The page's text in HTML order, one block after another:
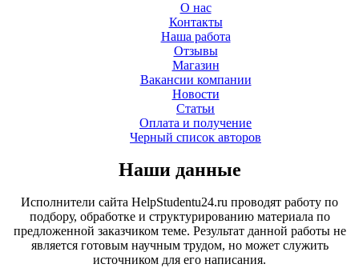
О нас
Контакты
Наша работа
Отзывы
Магазин
Вакансии компании
Новости
Статьи
Оплата и получение
Черный список авторов
Наши данные
Исполнители сайта HelpStudentu24.ru проводят работу по
подбору, обработке и структурированию материала по
предложенной заказчиком теме. Результат данной работы не
является готовым научным трудом, но может служить
источником для его написания.